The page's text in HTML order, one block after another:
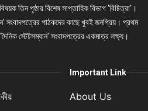
তিন পৃষ্ঠার বিশেষ সাপ্তাহিক বিভাগ 'বিচিত্রা'।
সংবাদপত্রের পাঠকদের কাছে খুবই জনপ্রিয়। প্রথম
স্টেটসম্যান' সংবাদপত্রের একমাত্র লক্ষ্য।
Important Link
About Us